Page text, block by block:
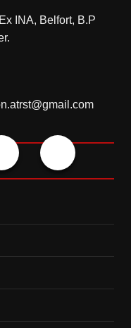
INA, Belfort, B.P